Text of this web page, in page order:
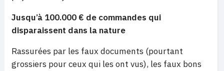
Jusqu’à 100.000 € de commandes qui
disparaissent dans la nature
Rassurées par les faux documents (pourtant
grossiers pour ceux qui les ont vus), les faux bons